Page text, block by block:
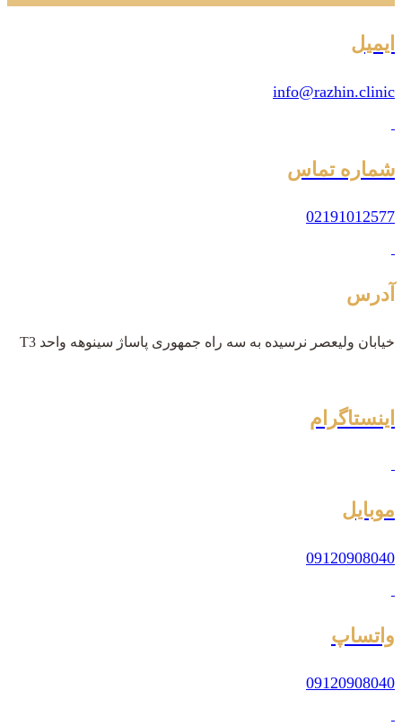
ایمیل
info@razhin.clinic
شماره تماس
02191012577
آدرس
خیابان ولیعصر نرسیده به سه راه جمهوری پاساژ سینوهه واحد T3
اینستاگرام
موبایل
09120908040
واتساپ
09120908040